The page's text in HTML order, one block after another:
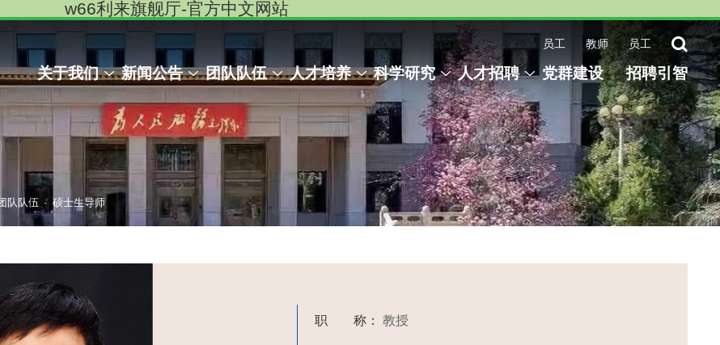
w66利来旗舰厅-官方中文网站
员工 教师 员工
关于我们 新闻公告 团队队伍 人才培养 科学研究 人才招聘 党群建设 招聘引智
队队伍 - 硕士生导师
职 称： 教授